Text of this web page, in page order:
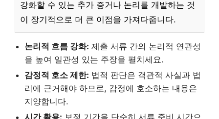
강화할 수 있는 추가 증거나 논리를 개발하는 것
이 장기적으로 더 큰 이점을 가져다줍니다.
논리적 흐름 강화: 제출 서류 간의 논리적 연관성
을 높여 일관성 있는 주장을 펼치세요.
감정적 호소 제한: 법적 판단은 객관적 사실과 법
리에 근거해야 하므로, 감정에 호소하는 내용은
지양합니다.